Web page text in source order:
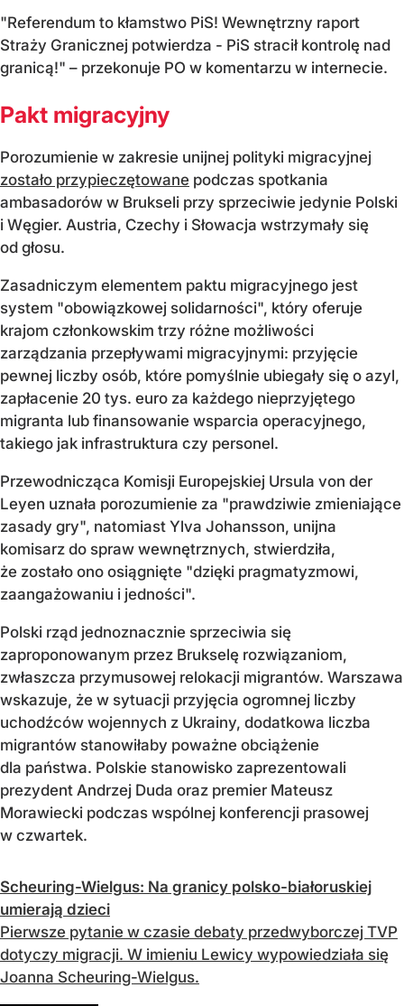
"Referendum to kłamstwo PiS! Wewnętrzny raport
Straży Granicznej potwierdza - PiS stracił kontrolę nad
granicą!" – przekonuje PO w komentarzu w internecie.
Pakt migracyjny
Porozumienie w zakresie unijnej polityki migracyjnej
zostało przypieczętowane podczas spotkania
ambasadorów w Brukseli przy sprzeciwie jedynie Polski
i Węgier. Austria, Czechy i Słowacja wstrzymały się
od głosu.
Zasadniczym elementem paktu migracyjnego jest
system "obowiązkowej solidarności", który oferuje
krajom członkowskim trzy różne możliwości
zarządzania przepływami migracyjnymi: przyjęcie
pewnej liczby osób, które pomyślnie ubiegały się o azyl,
zapłacenie 20 tys. euro za każdego nieprzyjętego
migranta lub finansowanie wsparcia operacyjnego,
takiego jak infrastruktura czy personel.
Przewodnicząca Komisji Europejskiej Ursula von der
Leyen uznała porozumienie za "prawdziwie zmieniające
zasady gry", natomiast Ylva Johansson, unijna
komisarz do spraw wewnętrznych, stwierdziła,
że zostało ono osiągnięte "dzięki pragmatyzmowi,
zaangażowaniu i jedności".
Polski rząd jednoznacznie sprzeciwia się
zaproponowanym przez Brukselę rozwiązaniom,
zwłaszcza przymusowej relokacji migrantów. Warszawa
wskazuje, że w sytuacji przyjęcia ogromnej liczby
uchodźców wojennych z Ukrainy, dodatkowa liczba
migrantów stanowiłaby poważne obciążenie
dla państwa. Polskie stanowisko zaprezentowali
prezydent Andrzej Duda oraz premier Mateusz
Morawiecki podczas wspólnej konferencji prasowej
w czwartek.
Scheuring-Wielgus: Na granicy polsko-białoruskiej
umierają dzieci
Pierwsze pytanie w czasie debaty przedwyborczej TVP
dotyczy migracji. W imieniu Lewicy wypowiedziała się
Joanna Scheuring-Wielgus.